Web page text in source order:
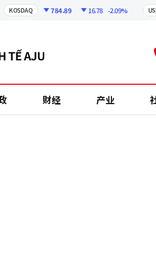
KOSDAQ 784.89 16.78 -2.09% USD
财经 产业